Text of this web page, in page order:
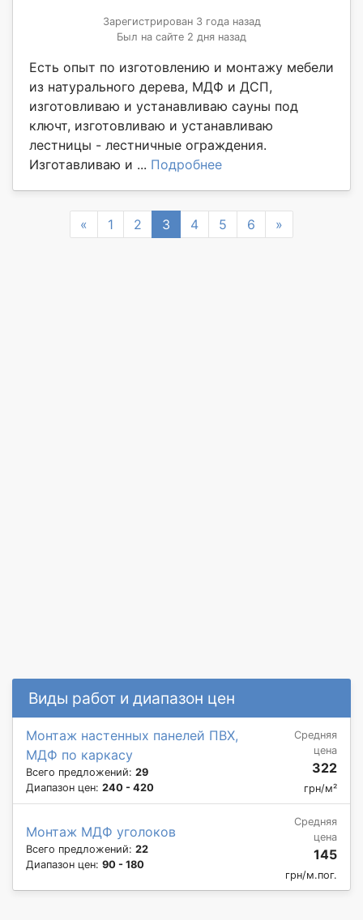
Виды работ и диапазон цен
Монтаж настенных панелей ПВХ,
МДФ по каркасу
Всего предложений: 29
Диапазон цен: 240 - 420
Средняя
цена
322
грн/м²
Монтаж МДФ уголоков
Всего предложений: 22
Диапазон цен: 90 - 180
Средняя
цена
145
грн/м.пог.
Зарегистрирован 3 года назад
Был на сайте 2 дня назад
Есть опыт по изготовлению и монтажу мебели
из натурального дерева, МДФ и ДСП,
изготовливаю и устанавливаю сауны под
ключт, изготовливаю и устанавливаю
лестницы - лестничные ограждения.
Изготавливаю и ... Подробнее
« Previous
1 2 3 4 5 6 »